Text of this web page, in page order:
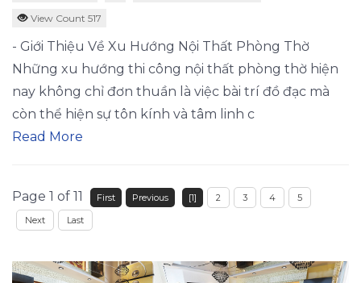
View Count 517
- Giới Thiệu Về Xu Hướng Nội Thất Phòng Thờ
Những xu hướng thi công nội thất phòng thờ hiện
nay không chỉ đơn thuần là việc bài trí đồ đạc mà
còn thể hiện sự tôn kính và tâm linh c
Read More
Page 1 of 11 First Previous [1] 2 3 4
5
Next
Last